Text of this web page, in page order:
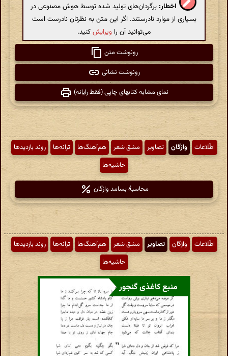
اخطار: برگردان‌های تولید شده توسط هوش مصنوعی در
بسیاری از موارد نادرستند. اگر این متن به نظرتان نادرست است
می‌توانید آن را ویرایشکنید.
رونوشت متن
رونوشت نشانی
نمای مشابه کتابهای چاپی (فقط رایانه)
اطّلاعات واژگان تصاویر مشق شعر هم‌آهنگ‌ها ترانه‌ها
روند بازدیدها
حاشیه‌ها
محاسبهٔ بسامد واژگان
اطّلاعات واژگان تصاویر مشق شعر هم‌آهنگ‌ها ترانه‌ها
روند بازدیدها
حاشیه‌ها
منبع کاغذی گنجور